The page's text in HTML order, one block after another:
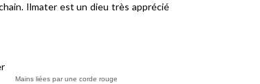
Ilmater est un dieu très apprécié
Mains liées par une corde rouge